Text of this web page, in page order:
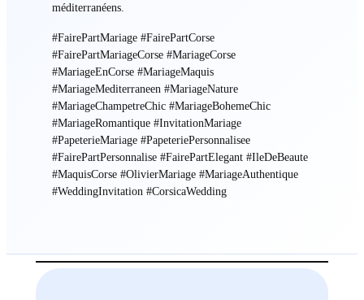
méditerranéens.
#FairePartMariage #FairePartCorse
#FairePartMariageCorse #MariageCorse
#MariageEnCorse #MariageMaquis
#MariageMediterraneen #MariageNature
#MariageChampetreChic #MariageBohemeChic
#MariageRomantique #InvitationMariage
#PapeterieMariage #PapeteriePersonnalisee
#FairePartPersonnalise #FairePartElegant #IleDeBeaute
#MaquisCorse #OlivierMariage #MariageAuthentique
#WeddingInvitation #CorsicaWedding